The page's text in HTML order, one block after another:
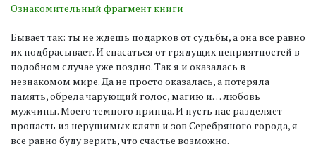
Ознакомительный фрагмент книги
Бывает так: ты не ждешь подарков от судьбы, а она все равно
их подбрасывает. И спасаться от грядущих неприятностей в
подобном случае уже поздно. Так я и оказалась в
незнакомом мире. Да не просто оказалась, а потеряла
память, обрела чарующий голос, магию и… любовь
мужчины. Моего темного принца. И пусть нас разделяет
пропасть из нерушимых клятв и зов Серебряного города, я
все равно буду верить, что счастье возможно.